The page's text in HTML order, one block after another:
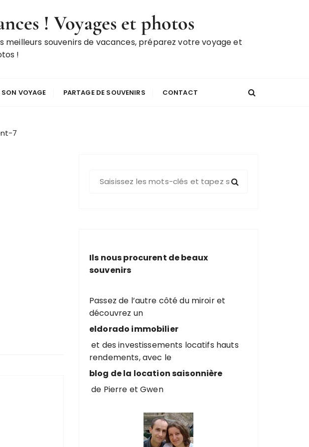
! Voyages et photos
meilleurs souvenirs de vacances, préparez votre voyage et
!
SON VOYAGE PARTAGE DE SOUVENIRS CONTACT
7
h
e
o
u
r
Ils nous procurent de beaux
souvenirs
Passez de l’autre côté du miroir et
découvrez un
eldorado immobilier
et des investissements locatifs hauts
rendements, avec le
blog de la location saisonnière
de Pierre et Gwen